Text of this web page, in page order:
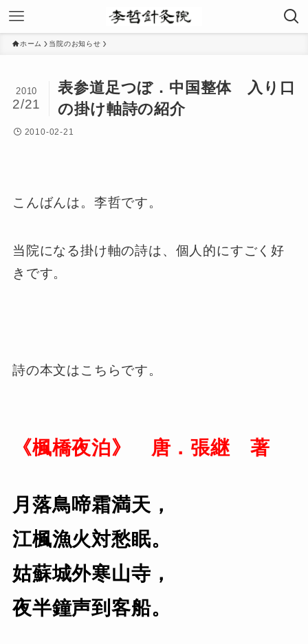
ホーム 当院のお知らせ
表参道足つぼ．中国整体 入り口
の掛け軸詩の紹介
2010
2/21
2010-02-21
こんばんは。李哲です。
当院になる掛け軸の詩は、個人的にすごく好
きです。
詩の本文はこちらです。
《楓橋夜泊》 唐．張継 著
月落鳥啼霜満天，
江楓漁火対愁眠。
姑蘇城外寒山寺，
夜半鐘声到客船。